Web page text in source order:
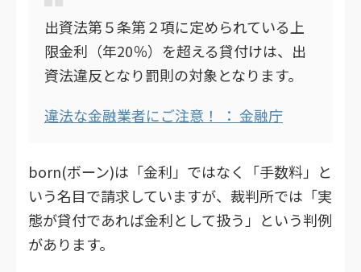
出資法第５条第２項に定められている上
限金利（年20％）を超える貸付けは、出
資法違反となり罰則の対象となります。
違法な金融業者にご注意！ ： 金融庁
born(ボーン)は「金利」ではなく「手数料」と
いう名目で請求していますが、裁判所では「実
態が貸付であれば金利として扱う」という判例
があります。